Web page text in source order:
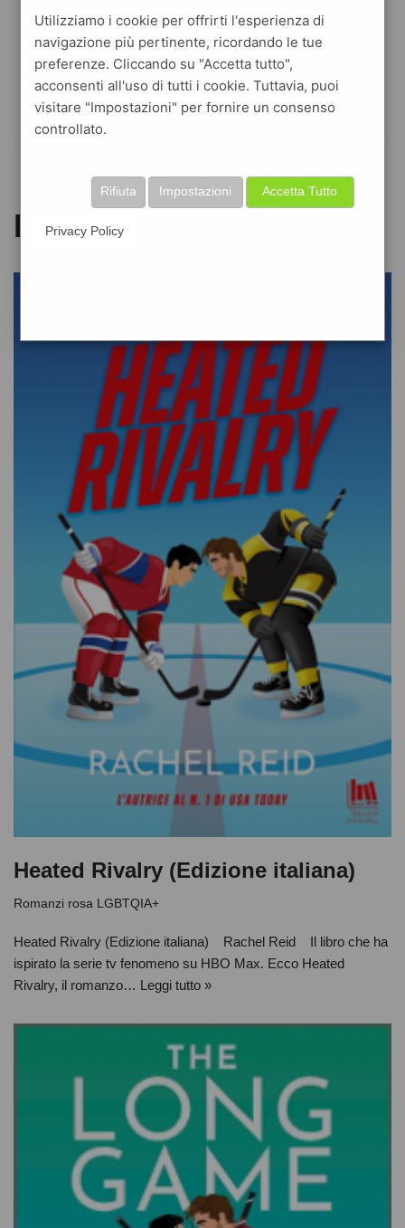
Rachel Reid
Heated Rivalry (Edizione italiana)
Romanzi rosa LGBTQIA+
Heated Rivalry (Edizione italiana) Rachel Reid Il libro che ha
ispirato la serie tv fenomeno su HBO Max. Ecco Heated
Rivalry, il romanzo… Leggi tutto »
Utilizziamo i cookie per offrirti l'esperienza di
navigazione più pertinente, ricordando le tue
preferenze. Cliccando su "Accetta tutto",
acconsenti all'uso di tutti i cookie. Tuttavia, puoi
visitare "Impostazioni" per fornire un consenso
controllato.
Accetta Tutto
Impostazioni
Rifiuta
Privacy Policy